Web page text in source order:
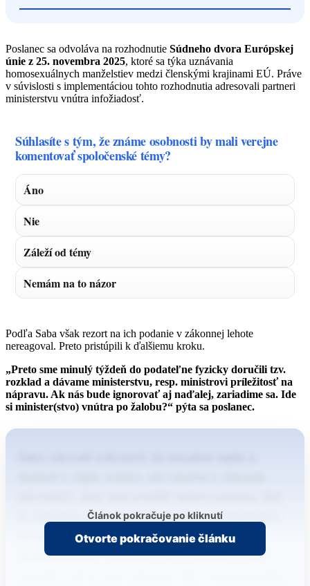
Poslanec sa odvoláva na rozhodnutie Súdneho dvora Európskej
únie z 25. novembra 2025, ktoré sa týka uznávania
homosexuálnych manželstiev medzi členskými krajinami EÚ. Práve
v súvislosti s implementáciou tohto rozhodnutia adresovali partneri
ministerstvu vnútra infožiadosť.
Súhlasíte s tým, že známe osobnosti by mali verejne
komentovať spoločenské témy?
Áno
Nie
Záleží od témy
Nemám na to názor
Podľa Saba však rezort na ich podanie v zákonnej lehote
nereagoval. Preto pristúpili k ďalšiemu kroku.
„Preto sme minulý týždeň do podateľne fyzicky doručili tzv.
rozklad a dávame ministerstvu, resp. ministrovi príležitosť na
nápravu. Ak nás bude ignorovať aj naďalej, zariadime sa. Ide
si minister(stvo) vnútra po žalobu?“ pýta sa poslanec.
je výhradne o infožiadosti. Aj náš predchádzajúci
príspevok bol o infožiadosti. Tento fakt
podčiarkujeme, vzhľadom na tú hystériu, ktorú
Článok pokračuje po kliknutí
Otvorte pokračovanie článku